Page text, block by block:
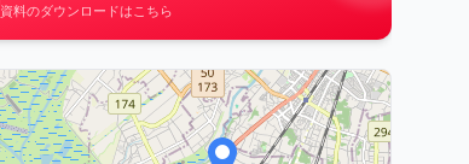
資料のダウンロードはこちら